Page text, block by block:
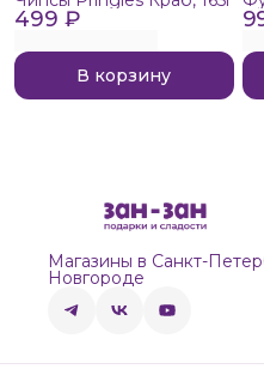
499 ₽
В корзину
Магазины в Санкт-
Новгороде